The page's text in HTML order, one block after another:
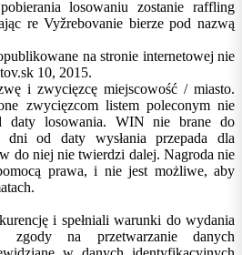
losowaniu zostanie raffling
re Vyžrebovanie bierze pod nazwą
na stronie internetowej nie
10, 2015.
i zwycięzcę miejscowość / miasto.
zwycięzcom listem poleconym nie
losowania. WIN nie brane do
od daty wysłania przepada dla
do niej nie twierdzi dalej. Nagroda nie
prawa, i nie jest możliwe, aby
i spełniali warunki do wydania
zgody na przetwarzanie danych